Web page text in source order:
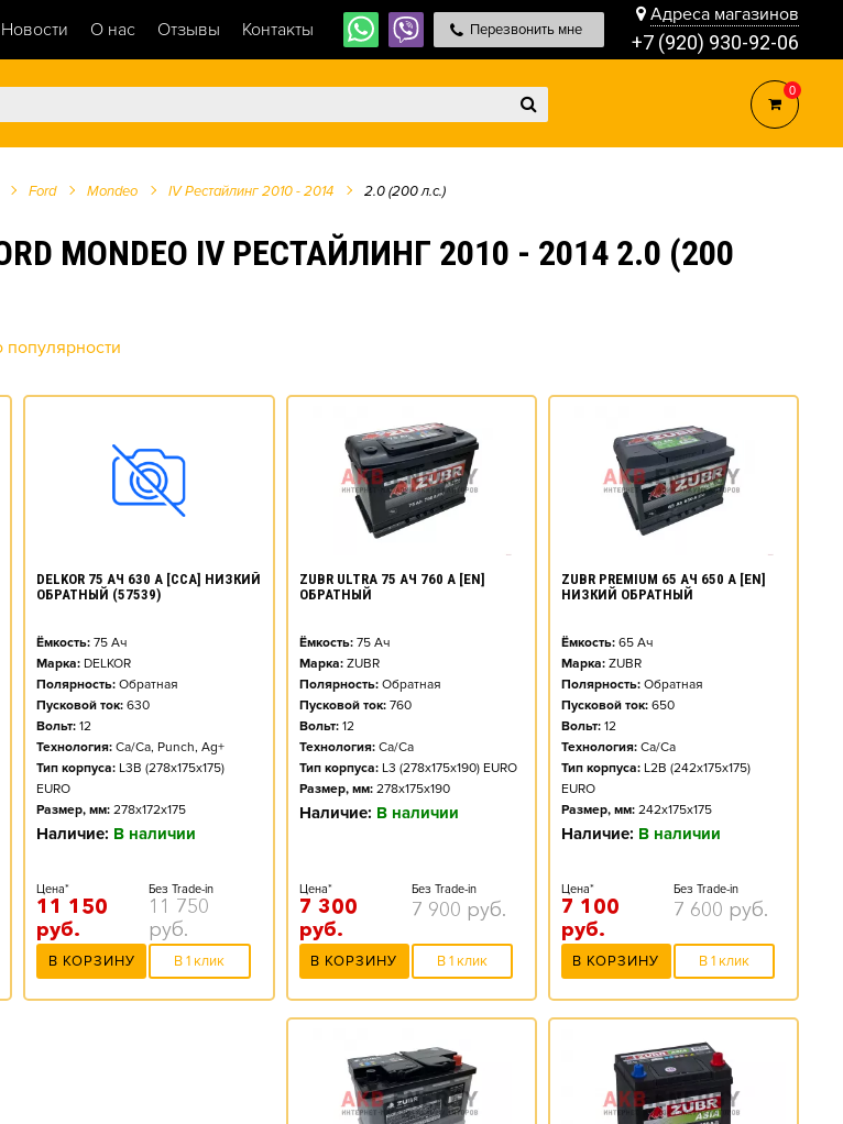
Новости О нас Отзывы Контакты Перезвонить мне
Адреса магазинов
+7 (920) 930-92-06
0
Ford Mondeo IV Рестайлинг 2010 - 2014 2.0 (200 л.с.)
MONDEO IV РЕСТАЙЛИНГ 2010 - 2014 2.0 (200
популярности
DELKOR 75 АЧ 630 А [CCA] НИЗКИЙ
ОБРАТНЫЙ (57539)
Ёмкость: 75 Ач
Марка: DELKOR
Полярность: Обратная
Пусковой ток: 630
Вольт: 12
Технология: Ca/Ca, Punch, Ag+
Тип корпуса: L3B (278x175x175)
EURO
Размер, мм: 278x172x175
Наличие: В наличии
Цена*
11 150
руб.
Без Trade-in
11 750
руб.
В КОРЗИНУ В 1 клик
ZUBR ULTRA 75 АЧ 760 А [EN]
ОБРАТНЫЙ
Ёмкость: 75Ач
Марка: ZUBR
Полярность: Обратная
Пусковой ток: 760
Вольт: 12
Технология: Ca/Ca
Тип корпуса: L3 (278x175x190) EURO
Размер, мм: 278x175x190
Наличие: В наличии
Цена*
7 300
руб.
Без Trade-in
7 900 руб.
В КОРЗИНУ В 1 клик
ZUBR PREMIUM 65 АЧ 650 А [EN]
НИЗКИЙ ОБРАТНЫЙ
Ёмкость: 65Ач
Марка: ZUBR
Полярность: Обратная
Пусковой ток: 650
Вольт: 12
Технология: Ca/Ca
Тип корпуса: L2B (242x175x175)
EURO
Размер, мм: 242x175x175
Наличие: В наличии
Цена*
7 100
руб.
Без Trade-in
7 600 руб.
В КОРЗИНУ В 1 клик